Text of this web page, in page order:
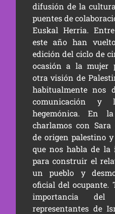
difusión de la
puentes de
Euskal Herria.
este año han
edición del ciclo de
ocasión a la mujer
otra visión de
habitualmente nos
comunicación y
hegemónica. En
charlamos con
de origen palestino
que nos habla de la
para construir el
un pueblo y
oficial del ocupante.
importancia
representantes de